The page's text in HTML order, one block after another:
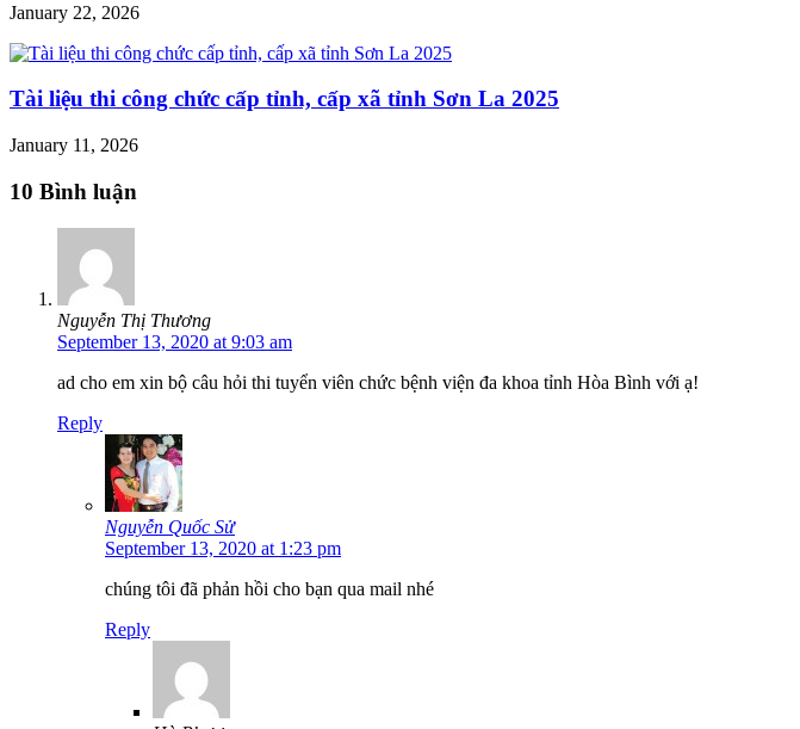
January 22, 2026
Tài liệu thi công chức cấp tỉnh, cấp xã tỉnh Sơn La 2025
January 11, 2026
10 Bình luận
Nguyễn Thị Thương
September 13, 2020 at 9:03 am
ad cho em xin bộ câu hỏi thi tuyển viên chức bệnh viện đa khoa tỉnh Hòa Bình với ạ!
Reply
Nguyễn Quốc Sử
September 13, 2020 at 1:23 pm
chúng tôi đã phản hồi cho bạn qua mail nhé
Reply